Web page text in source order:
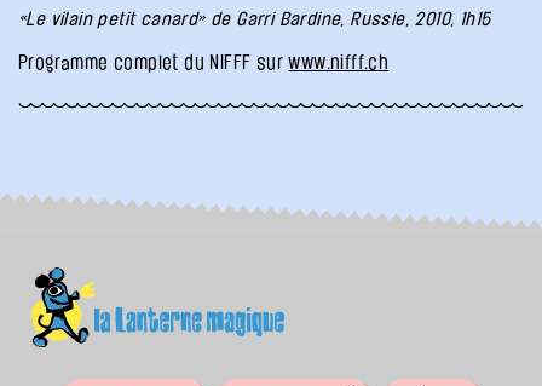
«Le vilain petit canard» de Garri Bardine, Russie, 2010, 1h15
Programme complet du NIFFF surwww.nifff.ch